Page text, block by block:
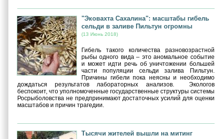
"Эковахта Сахалина": масштабы гибель
сельди в заливе Пильтун огромны
(13 Июнь 2018)
Гибель такого количества разновозрастной
рыбы одного вида – это аномальное событие
и может идти речь об уничтожении большей
части популяции сельди залива Пильтун.
Причины гибели пока неясны и необходимо
дождаться результатов лабораторных анализов. Экологов
беспокоит, что уполномоченные государственные структуры системы
Росрыболовства не предпринимают достаточных усилий для оценки
масштабов и причин трагедии.
Тысячи жителей вышли на митинг